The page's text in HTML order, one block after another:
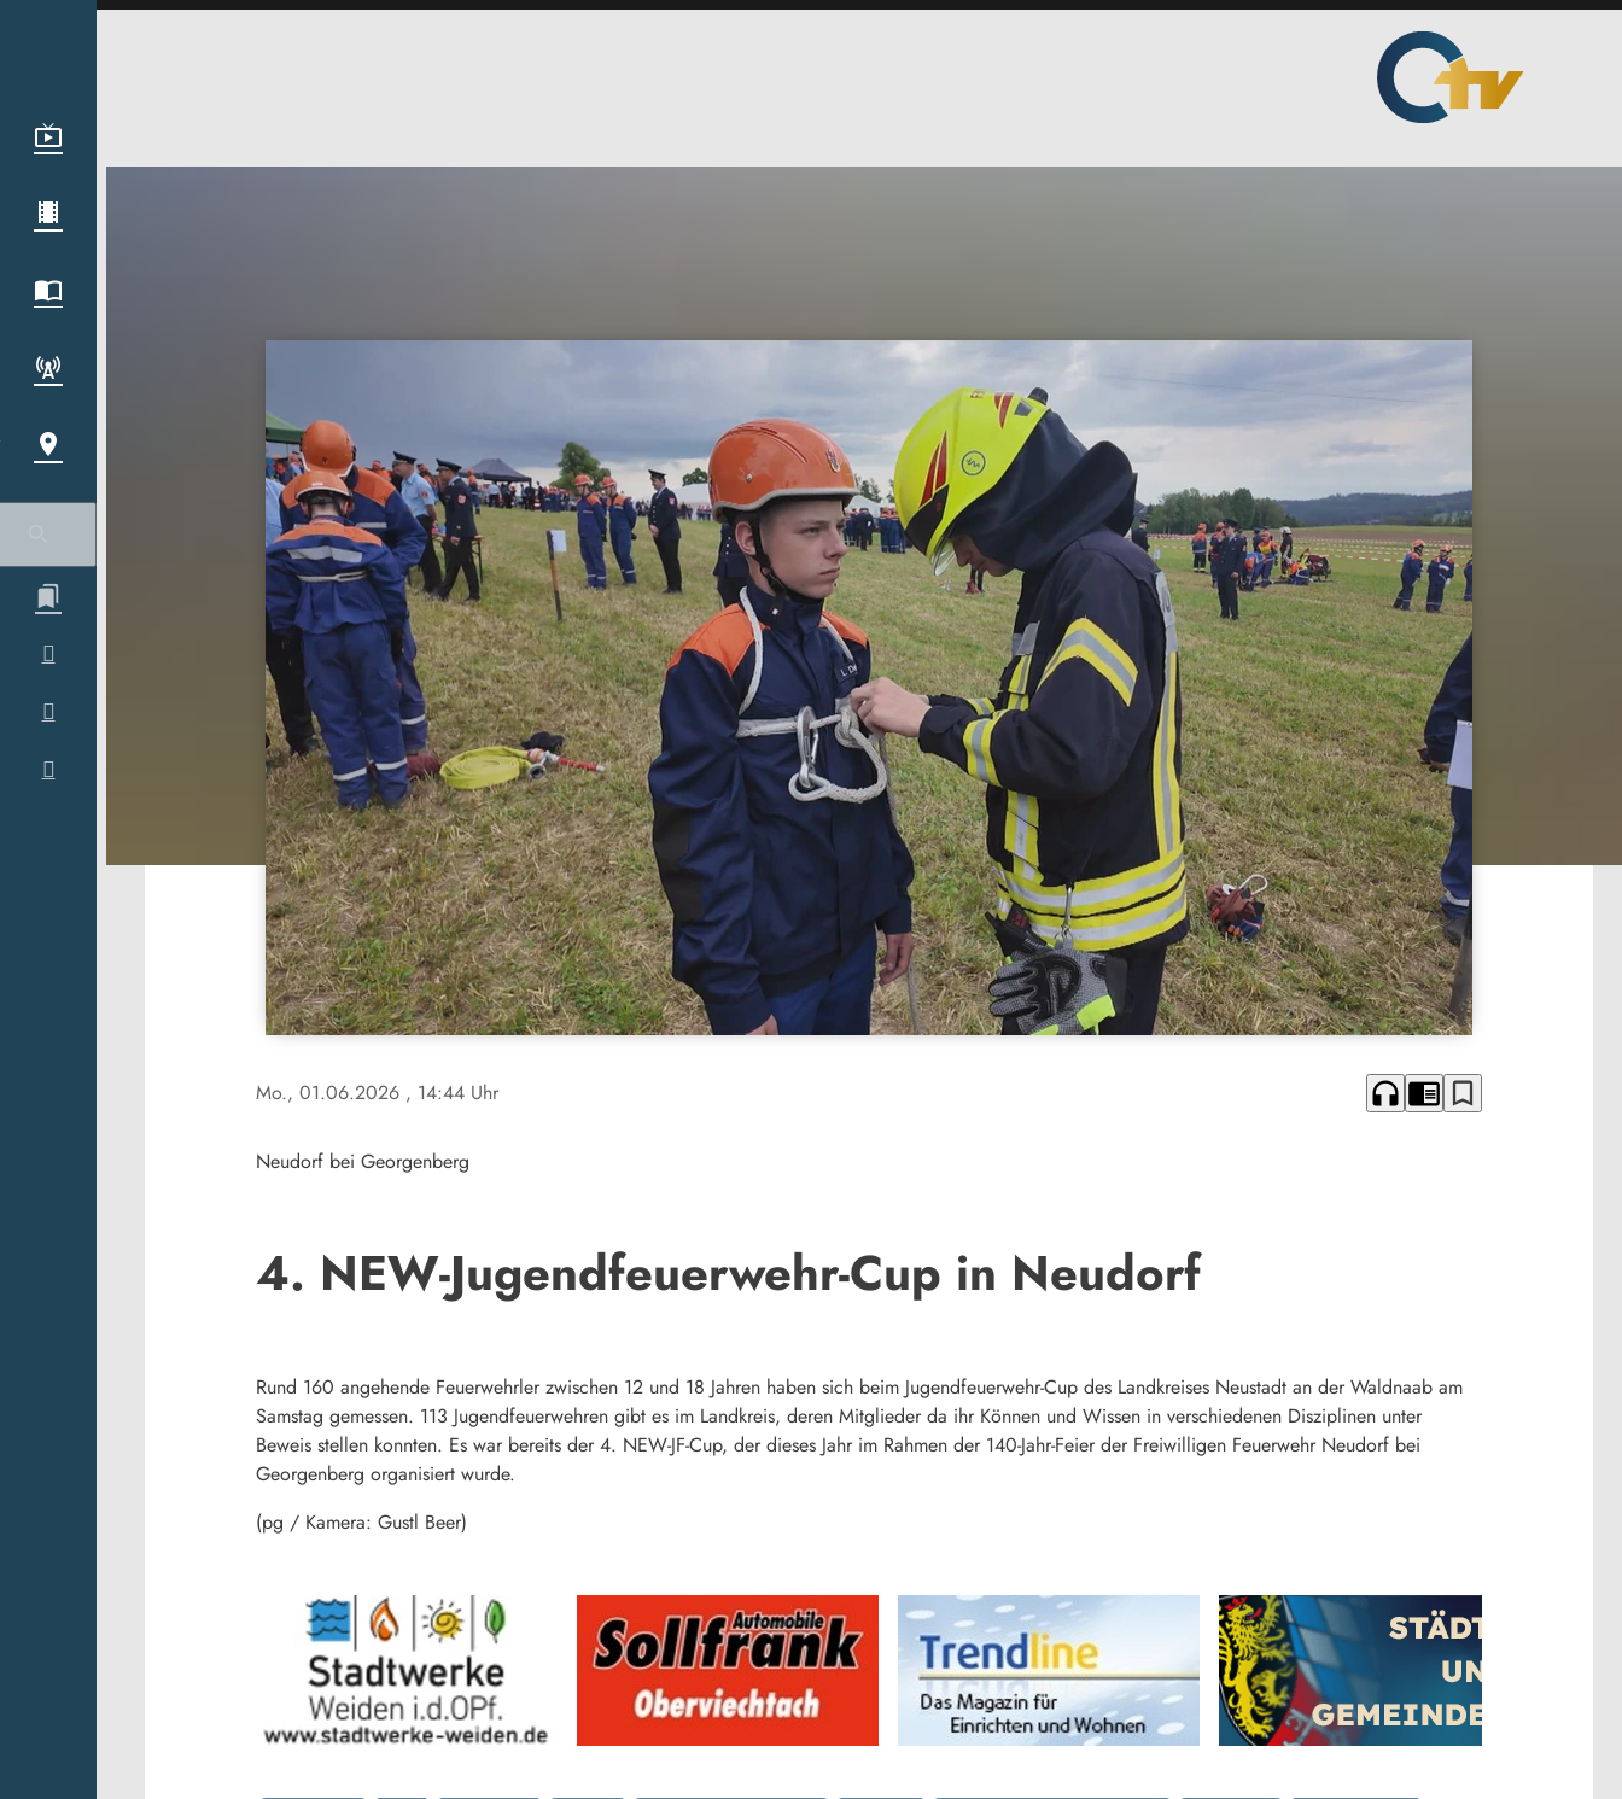
Mo., 01.06.2026 , 14:44 Uhr headphones chrome_reader_mode bookmark_border
Neudorf bei Georgenberg
4. NEW-Jugendfeuerwehr-Cup in Neudorf
Rund 160 angehende Feuerwehrler zwischen 12 und 18 Jahren haben sich beim Jugendfeuerwehr-Cup des Landkreises Neustadt an der Waldnaab am
Samstag gemessen. 113 Jugendfeuerwehren gibt es im Landkreis, deren Mitglieder da ihr Können und Wissen in verschiedenen Disziplinen unter
Beweis stellen konnten. Es war bereits der 4. NEW-JF-Cup, der dieses Jahr im Rahmen der 140-Jahr-Feier der Freiwilligen Feuerwehr Neudorf bei
Georgenberg organisiert wurde.
(pg / Kamera: Gustl Beer)